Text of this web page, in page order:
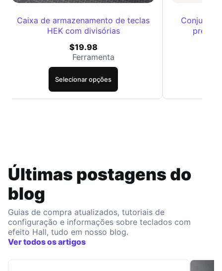
Caixa de armazenamento de teclas
HEK com divisórias
$19.98
Ferramenta
Selecionar opções
Conjunto
Últimas postagens do
blog
Guias de compra atualizados, tutoriais de
configuração e informações sobre teclados com
efeito Hall, tudo em nosso blog.
Ver todos os artigos